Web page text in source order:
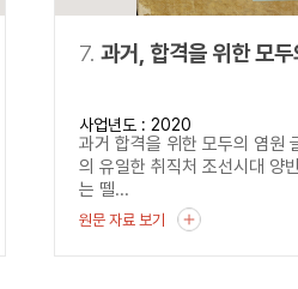
7. 과거, 합격을 위한 모
사업년도 : 2020
과거 합격을 위한 모두의 염원
의 유일한 취직처 조선시대 양
는 뗄...
원문 자료 보기